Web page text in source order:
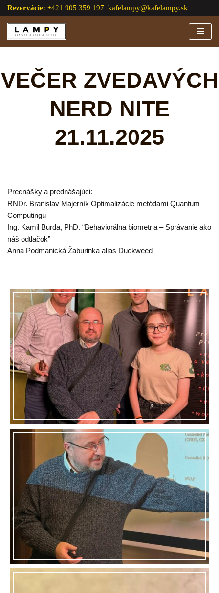
Preskočiť
na
Rezervácie: +421 905 359 197 kafelampy@kafelampy.sk
VEČER ZVEDAVÝCH
NERD NITE
21.11.2025
Prednášky a prednášajúci:
RNDr. Branislav Majerník Optimalizácie metódami Quantum
Computingu
Ing. Kamil Burda, PhD. “Behaviorálna biometria – Správanie ako
náš odtlačok”
Anna Podmanická Žaburinka alias Duckweed